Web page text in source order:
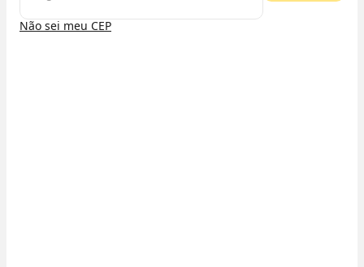
Não sei meu CEP